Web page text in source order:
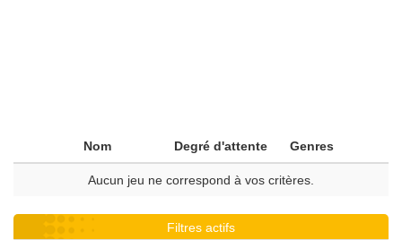
Nom Degré d'attente Genres
Aucun jeu ne correspond à vos critères.
Filtres actifs